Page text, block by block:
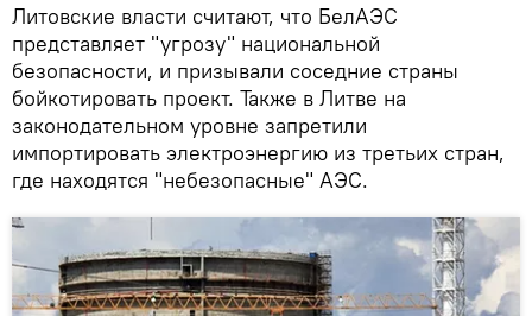
Литовские власти считают, что БелАЭС
представляет "угрозу" национальной
безопасности, и призывали соседние страны
бойкотировать проект. Также в Литве на
законодательном уровне запретили
импортировать электроэнергию из третьих стран,
где находятся "небезопасные" АЭС.